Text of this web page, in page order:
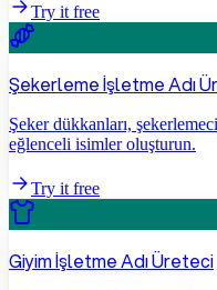
Try it free
Şekerleme İşletme Adı
Şeker dükkanları,
eğlenceli isimler oluşturun.
Try it free
Giyim İşletme Adı Üreteci